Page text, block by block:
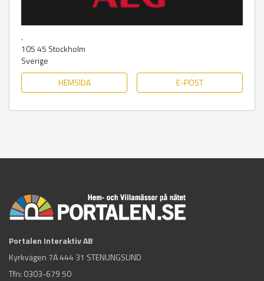
.
105 45 Stockholm
Sverige
HEMSIDA
E-POST
Portalen Interaktiv AB
Kyrkvägen 7A 444 31 STENUNGSUND
Tfn: 0303-679 50